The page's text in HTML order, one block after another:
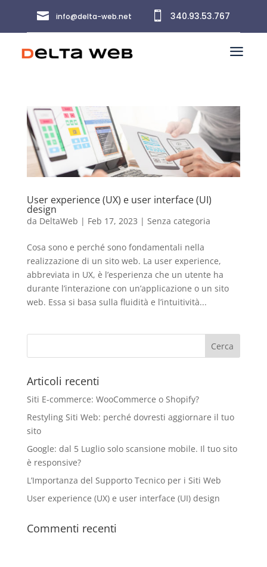
a
 info@delta-web.net  340.93.53.767
User experience (UX) e user interface (UI)
design
da DeltaWeb | Feb 17, 2023 | Senza categoria
Cosa sono e perché sono fondamentali nella
realizzazione di un sito web. La user experience,
abbreviata in UX, è l’esperienza che un utente ha
durante l’interazione con un’applicazione o un sito
web. Essa si basa sulla fluidità e l’intuitività...
Articoli recenti
Siti E-commerce: WooCommerce o Shopify?
Restyling Siti Web: perché dovresti aggiornare il tuo
sito
Google: dal 5 Luglio solo scansione mobile. Il tuo sito
è responsive?
L’Importanza del Supporto Tecnico per i Siti Web
User experience (UX) e user interface (UI) design
Commenti recenti